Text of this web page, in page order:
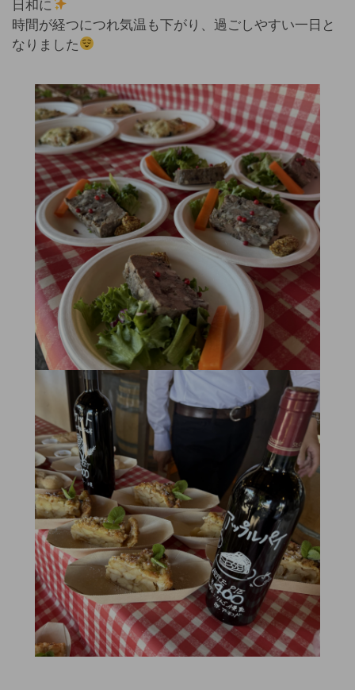
日和に
時間が経つにつれ気温も下がり、過ごしやすい一日と
なりました